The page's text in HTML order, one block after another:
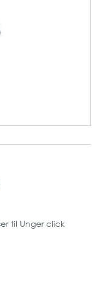
til Unger click